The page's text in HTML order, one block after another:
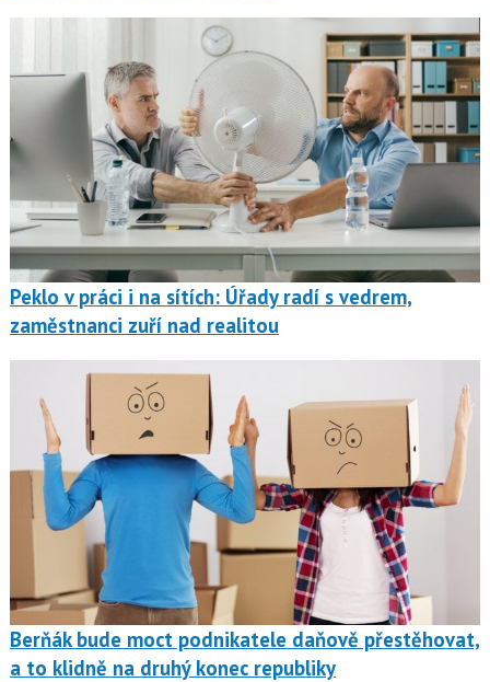
Peklo v práci i na sítích: Úřady radí s vedrem,
zaměstnanci zuří nad realitou
Berňák bude moct podnikatele daňově přestěhovat,
a to klidně na druhý konec republiky